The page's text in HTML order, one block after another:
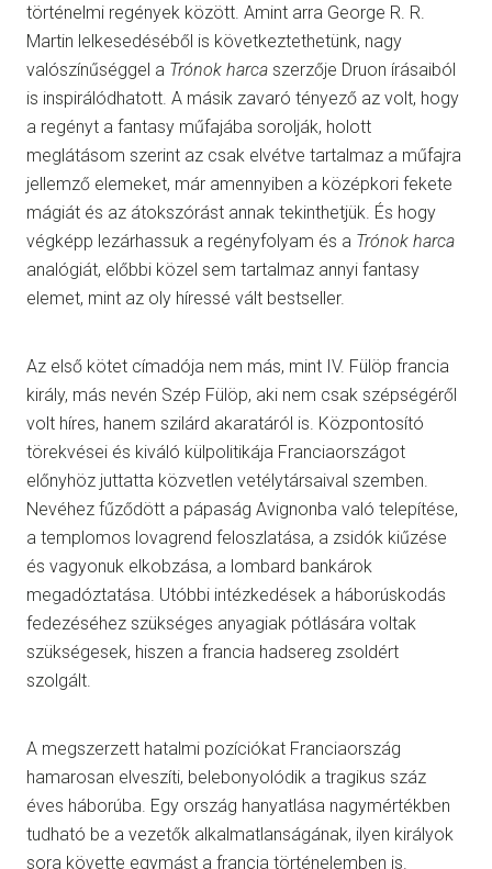
történelmi regények között. Amint arra George R. R.
Martin lelkesedéséből is következtethetünk, nagy
valószínűséggel a Trónok harca szerzője Druon írásaiból
is inspirálódhatott. A másik zavaró tényező az volt, hogy
a regényt a fantasy műfajába sorolják, holott
meglátásom szerint az csak elvétve tartalmaz a műfajra
jellemző elemeket, már amennyiben a középkori fekete
mágiát és az átokszórást annak tekinthetjük. És hogy
végképp lezárhassuk a regényfolyam és a Trónok harca
analógiát, előbbi közel sem tartalmaz annyi fantasy
elemet, mint az oly híressé vált bestseller.
Az első kötet címadója nem más, mint IV. Fülöp francia
király, más nevén Szép Fülöp, aki nem csak szépségéről
volt híres, hanem szilárd akaratáról is. Központosító
törekvései és kiváló külpolitikája Franciaországot
előnyhöz juttatta közvetlen vetélytársaival szemben.
Nevéhez fűződött a pápaság Avignonba való telepítése,
a templomos lovagrend feloszlatása, a zsidók kiűzése
és vagyonuk elkobzása, a lombard bankárok
megadóztatása. Utóbbi intézkedések a háborúskodás
fedezéséhez szükséges anyagiak pótlására voltak
szükségesek, hiszen a francia hadsereg zsoldért
szolgált.
A megszerzett hatalmi pozíciókat Franciaország
hamarosan elveszíti, belebonyolódik a tragikus száz
éves háborúba. Egy ország hanyatlása nagymértékben
tudható be a vezetők alkalmatlanságának, ilyen királyok
sora követte egymást a francia történelemben is.